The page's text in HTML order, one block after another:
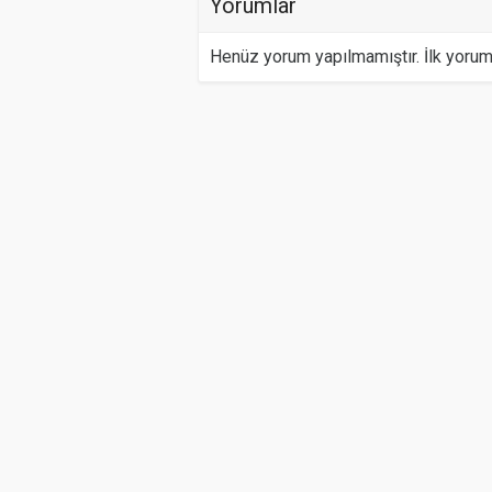
Yorumlar
Henüz yorum yapılmamıştır. İlk